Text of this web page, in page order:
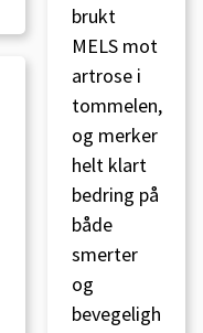
brukt
MELS mot
artrose i
tommelen,
og merker
helt klart
bedring på
både
smerter
og
bevegeligh